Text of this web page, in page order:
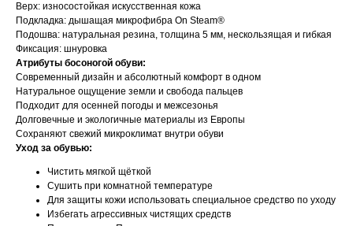
Верх: износостойкая искусственная кожа
Подкладка: дышащая микрофибра On Steam®
Подошва: натуральная резина, толщина 5 мм, нескользящая и гибкая
Фиксация: шнуровка
Атрибуты босоногой обуви:
Современный дизайн и абсолютный комфорт в одном
Натуральное ощущение земли и свобода пальцев
Подходит для осенней погоды и межсезонья
Долговечные и экологичные материалы из Европы
Сохраняют свежий микроклимат внутри обуви
Уход за обувью:
Чистить мягкой щёткой
Сушить при комнатной температуре
Для защиты кожи использовать специальное средство по уходу
Избегать агрессивных чистящих средств